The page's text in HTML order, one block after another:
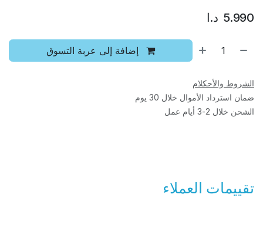
5.990 د.ا
إضافة إلى عربة التسوق
الشروط والأحكلام
ضمان استرداد الأموال خلال 30 يوم
الشحن خلال 2-3 أيام عمل
تقييمات العملاء